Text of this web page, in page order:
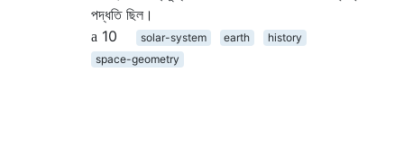
পদ্ধতি ছিল।
10
solar-system earth
history
space-geometry